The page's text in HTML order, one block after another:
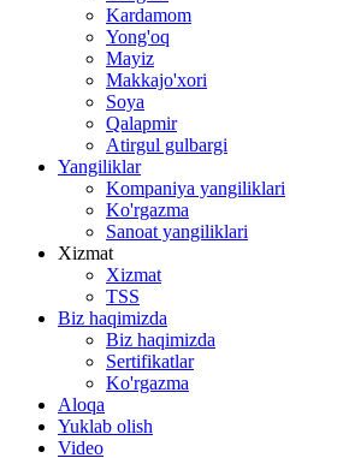
Kardamom
Yong'oq
Mayiz
Makkajo'xori
Soya
Qalapmir
Atirgul gulbargi
Yangiliklar
Kompaniya yangiliklari
Ko'rgazma
Sanoat yangiliklari
Xizmat
Xizmat
TSS
Biz haqimizda
Biz haqimizda
Sertifikatlar
Ko'rgazma
Aloqa
Yuklab olish
Video